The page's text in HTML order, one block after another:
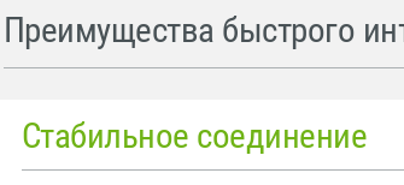
Преимущества быстрого
Стабильное соединение